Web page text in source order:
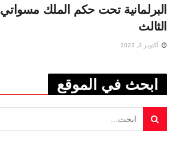
البرلمانية تحت حكم الملك مسواتي
الثالث
أكتوبر 3, 2023
ابحث في الموقع